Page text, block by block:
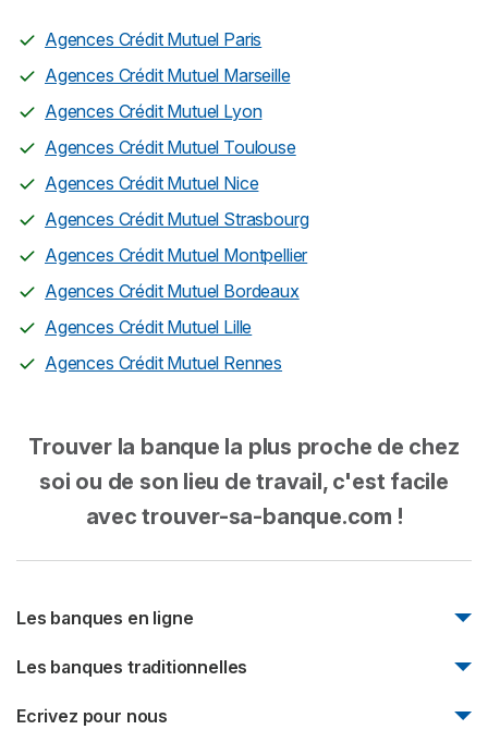
Agences Crédit Mutuel Paris
Agences Crédit Mutuel Marseille
Agences Crédit Mutuel Lyon
Agences Crédit Mutuel Toulouse
Agences Crédit Mutuel Nice
Agences Crédit Mutuel Strasbourg
Agences Crédit Mutuel Montpellier
Agences Crédit Mutuel Bordeaux
Agences Crédit Mutuel Lille
Agences Crédit Mutuel Rennes
Trouver la banque la plus proche de chez
soi ou de son lieu de travail, c'est facile
avec trouver-sa-banque.com !
Les banques en ligne
Monabanq
Fortuneo
Les banques traditionnelles
Natixis
Ecrivez pour nous